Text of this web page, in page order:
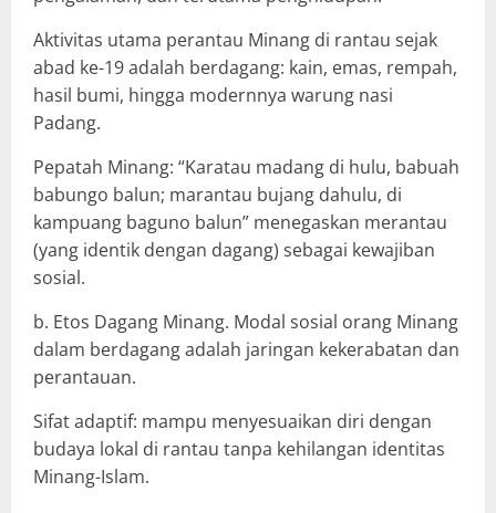
Aktivitas utama perantau Minang di rantau sejak
abad ke-19 adalah berdagang: kain, emas, rempah,
hasil bumi, hingga modernnya warung nasi
Padang.
Pepatah Minang: “Karatau madang di hulu, babuah
babungo balun; marantau bujang dahulu, di
kampuang baguno balun” menegaskan merantau
(yang identik dengan dagang) sebagai kewajiban
sosial.
b. Etos Dagang Minang. Modal sosial orang Minang
dalam berdagang adalah jaringan kekerabatan dan
perantauan.
Sifat adaptif: mampu menyesuaikan diri dengan
budaya lokal di rantau tanpa kehilangan identitas
Minang-Islam.